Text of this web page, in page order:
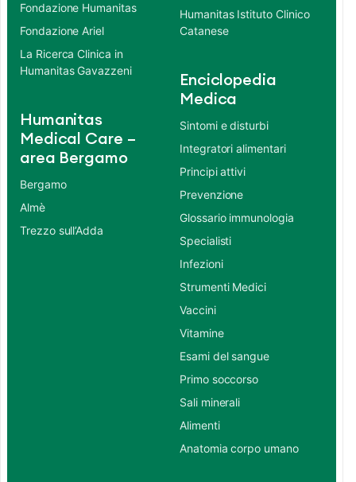
Fondazione Humanitas
Fondazione Ariel
La Ricerca Clinica in
Humanitas Gavazzeni
Humanitas
Medical Care –
area Bergamo
Bergamo
Almè
Trezzo sull’Adda
Humanitas Istituto Clinico
Catanese
Enciclopedia
Medica
Sintomi e disturbi
Integratori alimentari
Principi attivi
Prevenzione
Glossario immunologia
Specialisti
Infezioni
Strumenti Medici
Vaccini
Vitamine
Esami del sangue
Primo soccorso
Sali minerali
Alimenti
Anatomia corpo umano